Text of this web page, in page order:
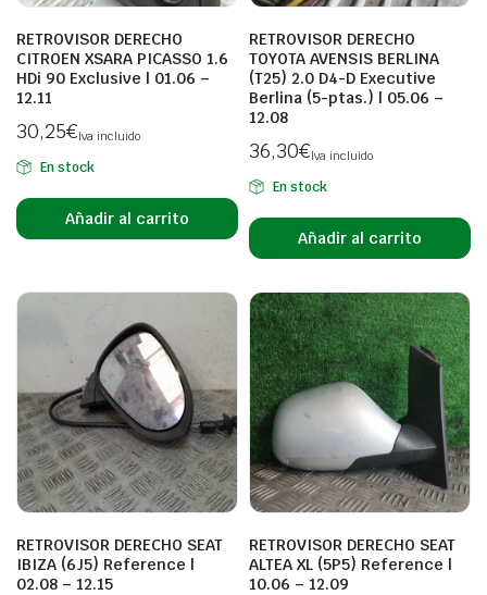
RETROVISOR DERECHO
CITROEN XSARA PICASSO 1.6
HDi 90 Exclusive | 01.06 –
12.11
30,25€Iva incluido
En stock
Añadir al carrito
RETROVISOR DERECHO
TOYOTA AVENSIS BERLINA
(T25) 2.0 D4-D Executive
Berlina (5-ptas.) | 05.06 –
12.08
36,30€Iva incluido
En stock
Añadir al carrito
RETROVISOR DERECHO SEAT
IBIZA (6J5) Reference |
02.08 – 12.15
RETROVISOR DERECHO SEAT
ALTEA XL (5P5) Reference |
10.06 – 12.09